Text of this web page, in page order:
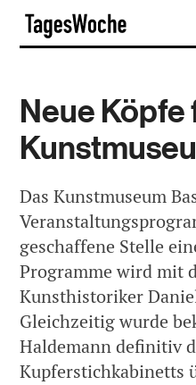
Skip
content
Neue Köpfe
Das Kunstmuseum
geschaffene Stelle
Programme wird mit
Kunsthistoriker
Gleichzeitig wurde
Haldemann definitiv
Kupferstichkabinetts